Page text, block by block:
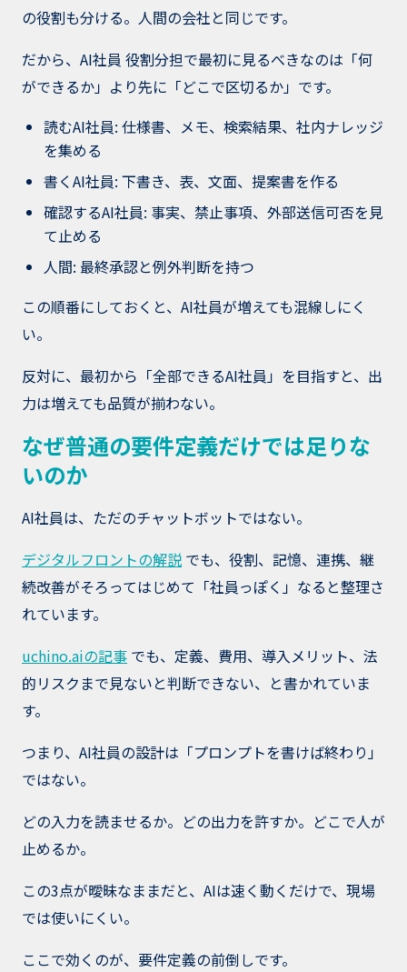
の役割も分ける。人間の会社と同じです。
だから、AI社員 役割分担で最初に見るべきなのは「何
ができるか」より先に「どこで区切るか」です。
読むAI社員: 仕様書、メモ、検索結果、社内ナレッジ
を集める
書くAI社員: 下書き、表、文面、提案書を作る
確認するAI社員: 事実、禁止事項、外部送信可否を見
て止める
人間: 最終承認と例外判断を持つ
この順番にしておくと、AI社員が増えても混線しにく
い。
反対に、最初から「全部できるAI社員」を目指すと、出
力は増えても品質が揃わない。
なぜ普通の要件定義だけでは足りな
いのか
AI社員は、ただのチャットボットではない。
デジタルフロントの解説 でも、役割、記憶、連携、継
続改善がそろってはじめて「社員っぽく」なると整理さ
れています。
uchino.aiの記事 でも、定義、費用、導入メリット、法
的リスクまで見ないと判断できない、と書かれていま
す。
つまり、AI社員の設計は「プロンプトを書けば終わり」
ではない。
どの入力を読ませるか。どの出力を許すか。どこで人が
止めるか。
この3点が曖昧なままだと、AIは速く動くだけで、現場
では使いにくい。
ここで効くのが、要件定義の前倒しです。